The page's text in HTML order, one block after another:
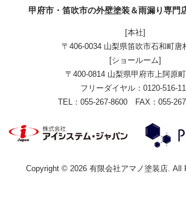
甲府市・笛吹市の外壁塗装＆雨漏り専門
[本社]
〒406-0034 山梨県笛吹市石和町唐
[ショールーム]
〒400-0814 山梨県甲府市上阿原
フリーダイヤル： 0120-516-
TEL：055-267-8600 FAX：055-
Copyright © 2026 有限会社アマノ塗装店. All